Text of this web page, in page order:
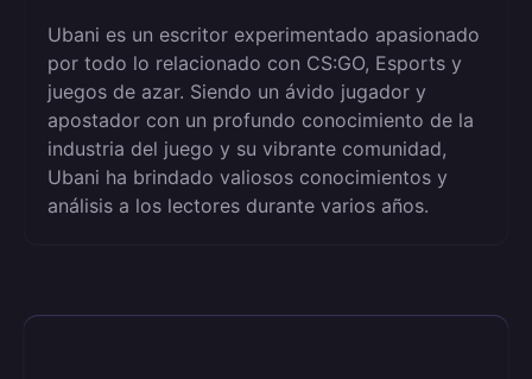
Ubani es un escritor experimentado apasionado
por todo lo relacionado con CS:GO, Esports y
juegos de azar. Siendo un ávido jugador y
apostador con un profundo conocimiento de la
industria del juego y su vibrante comunidad,
Ubani ha brindado valiosos conocimientos y
análisis a los lectores durante varios años.